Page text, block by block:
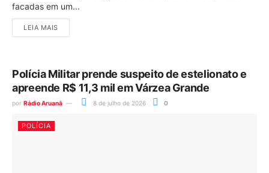
facadas em um...
LEIA MAIS
Polícia Militar prende suspeito de estelionato e
apreende R$ 11,3 mil em Várzea Grande
por Rádio Aruanã 8 de julho de 2026 0
POLÍCIA